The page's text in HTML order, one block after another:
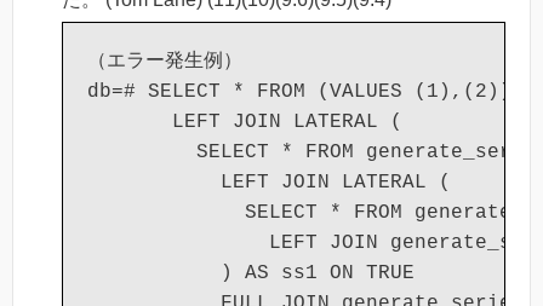
（エラー発生例）
db=# SELECT * FROM (VALUES (1),(2))
       LEFT JOIN LATERAL (
SELECT * FROM
           LEFT JOIN LATERAL (
SELECT * FROM
LEFT JOIN
           ) AS ss1 ON TRUE